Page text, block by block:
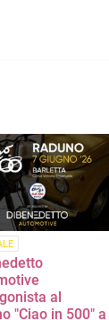
al
"Ciao in 500" a